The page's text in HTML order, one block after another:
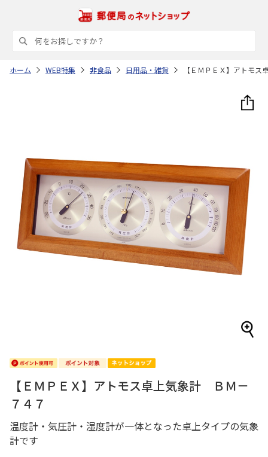
ホーム WEB特集 非食品 日用品・雑貨 【ＥＭＰＥＸ】アトモ
【ＥＭＰＥＸ】アトモス卓上気象計 ＢＭ－
７４７
温度計・気圧計・湿度計が一体となった卓上タイプの気象
計です